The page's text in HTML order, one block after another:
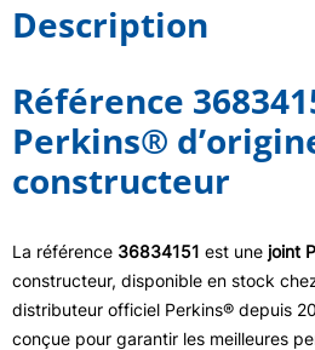
Description
Référence
Perkins®
constructeur
La référence 36834151 est une joint
constructeur, disponible en stock
distributeur officiel Perkins® depuis
conçue pour garantir les meilleures